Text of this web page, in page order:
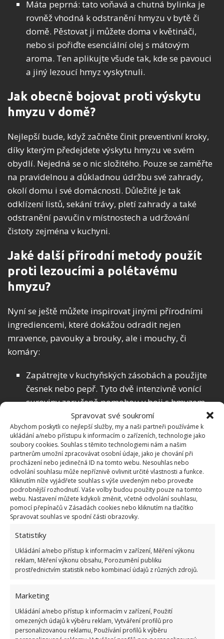
Spravovat své soukromí
Abychom poskytli co nejlepší služby, my a naši partneři používáme k
ukládání a/nebo přístupu k informacím o zařízeních, technologie jako
soubory cookies. Souhlas s těmito technologiemi nám a našim
partnerům umožní zpracovávat osobní údaje, jako je chování při
procházení nebo jedinečná ID na tomto webu. Nesouhlas nebo
odvolání souhlasu může nepříznivě ovlivnit určité vlastnosti a funkce.
Kliknutím níže vyjádřete souhlas s výše uvedeným nebo proveďte
podrobnější rozhodnutí. Vaše volby budou použity pouze na tomto
webu. Nastavení můžete kdykoli změnit, včetně odvolání souhlasu,
pomocí přepínačů v Zásadách cookies nebo kliknutím na tlačítko
Spravovat souhlas ve spodní části obrazovky.
Statistiky
Ukládání a/nebo přístup k informacím v zařízení, Měření výkonu
reklam, Měření výkonu obsahu, Porozumění publiku
prostřednictvím statistik nebo kombinací údajů z různých zdrojů.
Marketing
Ukládání a/nebo přístup k informacím v zařízení, Použití
omezených údajů k výběru reklam, Vytváření profilů pro
personalizovanou reklamu, Používání profilů k výběru
Máta peprná: tato voňavá a chutná bylinka je
rovněž vhodná k odstranění hmyzu v bytě či
domě. Pěstovat ji můžete doma v květináči,
nebo si pořiďte esenciální olej s mátovým
aroma. Ten aplikujte všude tak, kde se pavouci
a jiný lezoucí hmyz vyskytnuli.
Jak obecně bojovat proti výskytu
hmyzu v domě?
Nejlepší bude, když začněte činit preventivní kroky,
díky kterým předejdete výskytu hmyzu ve svém
obydlí. Nejedná se o nic složitého. Pouze se zaměřte
na pravidelnou a důkladnou údržbu své zahrady,
okolí domu i své domácnosti. Důležité je tak
odklízení listů, sekání trávy, pletí zahrady a také
odstranění pavučin v místnostech a udržování
čistoty zejména v kuchyni.
Jaké další přírodní metody použít
proti lezoucími a polétavému
hmyzu?
Nyní se ještě můžete inspirovat jinými přírodními
ingrediencemi, které dokážou odradit nejen
mravence, pavouky a brouky, ale i mouchy, či
komáry:
Zapátrejte v kuchyňských zásobách a použijte
česnek nebo pepř. Tyto dvě intenzivně vonící
suroviny zaručeně pomohou v boji s hmyzem.
Mravence zase spolehlivě odradíte salátovou
okurkou pokrájenou na kousky. Možné je použít
i slupky.
Komáři nebudou mít šanci, pokud v misce
smícháte trochu mleté skořice a nasekanými
lístky máty peprné. Kromě jiného můžete
v interiéru pěstovat i levanduli, jejíž aroma
komáři také neradi.
Na mouchy stejně jako na jiný hmyz platí také
parapetu rozmarýn, šalvěj, meduňku a obtížný
hmyz se nepřiblíží. Mezi babským radami
Pokrájenou muchomůrku červenou posypte
kuchyňskou solí a umístěte do místnosti, kde se
mouchy vyskytly. Brzy budete mít klid.